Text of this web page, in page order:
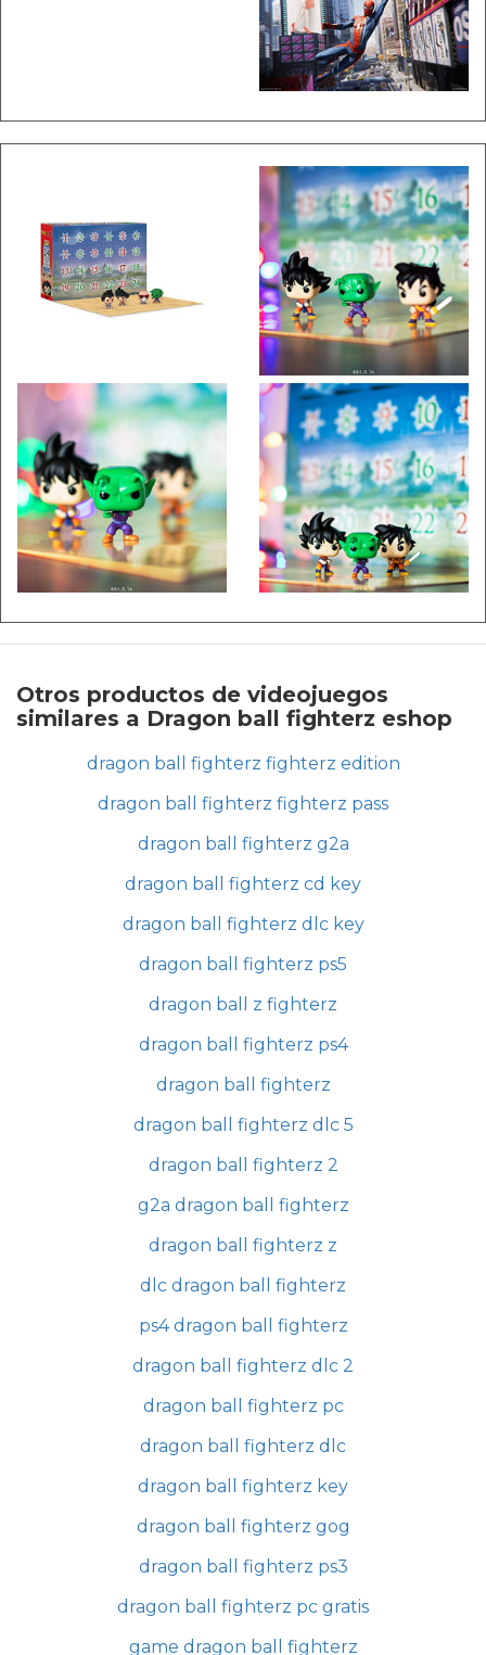
Otros productos de videojuegos
similares a Dragon ball fighterz eshop
dragon ball fighterz fighterz edition
dragon ball fighterz fighterz pass
dragon ball fighterz g2a
dragon ball fighterz cd key
dragon ball fighterz dlc key
dragon ball fighterz ps5
dragon ball z fighterz
dragon ball fighterz ps4
dragon ball fighterz
dragon ball fighterz dlc 5
dragon ball fighterz 2
g2a dragon ball fighterz
dragon ball fighterz z
dlc dragon ball fighterz
ps4 dragon ball fighterz
dragon ball fighterz dlc 2
dragon ball fighterz pc
dragon ball fighterz dlc
dragon ball fighterz key
dragon ball fighterz gog
dragon ball fighterz ps3
dragon ball fighterz pc gratis
game dragon ball fighterz